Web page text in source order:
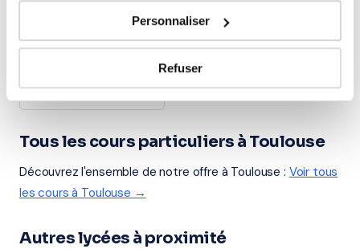
Personnaliser
Refuser
Cours par niveau
Études supérieures
Tous les cours particuliers à Toulouse
Découvrez l'ensemble de notre offre à Toulouse : Voir tous
les cours à Toulouse →
Autres lycées à proximité